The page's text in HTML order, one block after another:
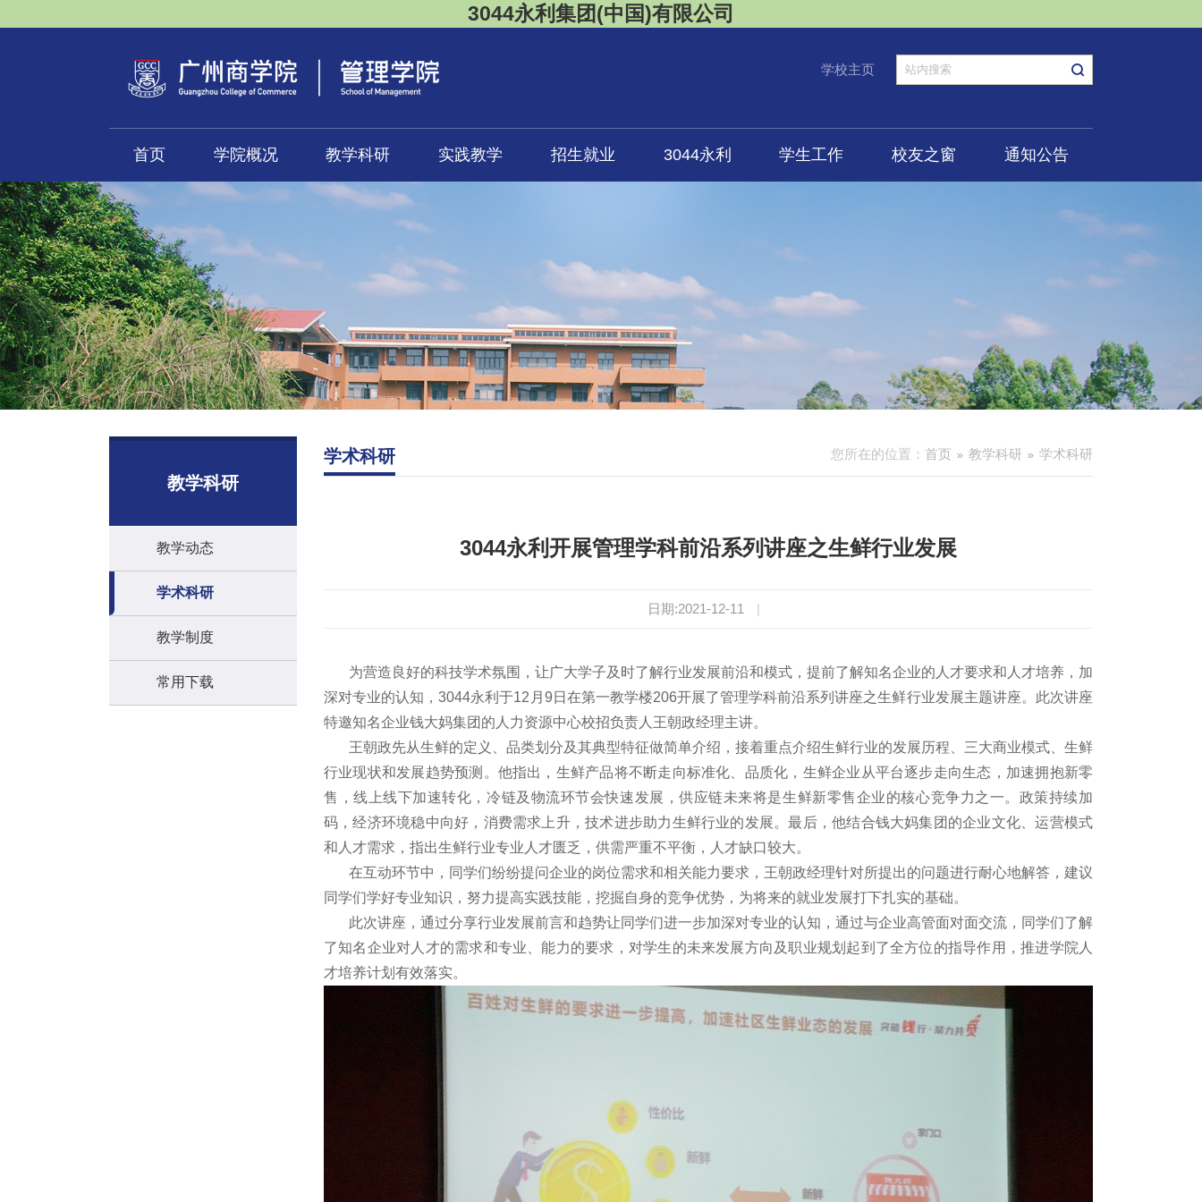
3044永利集团(中国)有限公司
学校主页
首页 学院概况 教学科研 实践教学 招生就业 3044永利 学生工作 校友之窗 通知公告
教学科研
教学动态
学术科研
教学制度
常用下载
您所在的位置： 首页 教学科研 学术科研
学术科研
3044永利开展管理学科前沿系列讲座之生鲜行业发展
日期:2021-12-11 |
为营造良好的科技学术氛围，让广大学子及时了解行业发展前沿和模式，提前了解知名企业的人才要求和人才培养，加
深对专业的认知，3044永利于12月9日在第一教学楼206开展了管理学科前沿系列讲座之生鲜行业发展主题讲座。此次讲座
特邀知名企业钱大妈集团的人力资源中心校招负责人王朝政经理主讲。
王朝政先从生鲜的定义、品类划分及其典型特征做简单介绍，接着重点介绍生鲜行业的发展历程、三大商业模式、生鲜
行业现状和发展趋势预测。他指出，生鲜产品将不断走向标准化、品质化，生鲜企业从平台逐步走向生态，加速拥抱新零
售，线上线下加速转化，冷链及物流环节会快速发展，供应链未来将是生鲜新零售企业的核心竞争力之一。政策持续加
码，经济环境稳中向好，消费需求上升，技术进步助力生鲜行业的发展。最后，他结合钱大妈集团的企业文化、运营模式
和人才需求，指出生鲜行业专业人才匮乏，供需严重不平衡，人才缺口较大。
在互动环节中，同学们纷纷提问企业的岗位需求和相关能力要求，王朝政经理针对所提出的问题进行耐心地解答，建议
同学们学好专业知识，努力提高实践技能，挖掘自身的竞争优势，为将来的就业发展打下扎实的基础。
此次讲座，通过分享行业发展前言和趋势让同学们进一步加深对专业的认知，通过与企业高管面对面交流，同学们了解
了知名企业对人才的需求和专业、能力的要求，对学生的未来发展方向及职业规划起到了全方位的指导作用，推进学院人
才培养计划有效落实。